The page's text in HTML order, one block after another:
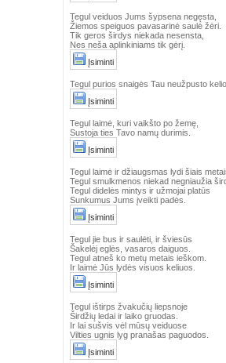
Tegul veiduos Jums šypsena negęsta,
Žiemos speiguos pavasarinė saulė žėri.
Tik geros širdys niekada nesensta,
Nes neša aplinkiniams tik gėrį.
Įsiminti
Tegul purios snaigės Tau neužpusto kelio
Įsiminti
Tegul laimė, kuri vaikšto po žemę,
Sustoja ties Tavo namų durimis.
Įsiminti
Tegul laimė ir džiaugsmas lydi šiais
Tegul smulkmenos niekad negniaužia
Tegul didelės mintys ir užmojai platūs
Sunkumus Jums įveikti padės.
Įsiminti
Tegul jie bus ir saulėti, ir šviesūs
Šakelėj eglės, vasaros daiguos.
Tegul atneš ko metų metais ieškom.
Ir laimė Jūs lydės visuos keliuos.
Įsiminti
Tegul ištirps žvakučių liepsnoje
Širdžių ledai ir laiko gruodas.
Ir lai sušvis vėl mūsų veiduose
Vilties ugnis lyg pranašas paguodos.
Įsiminti